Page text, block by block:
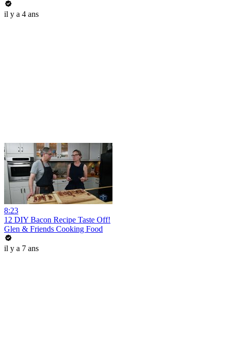
il y a 4 ans
8:23
12 DIY Bacon Recipe Taste Off!
Glen & Friends Cooking Food
il y a 7 ans